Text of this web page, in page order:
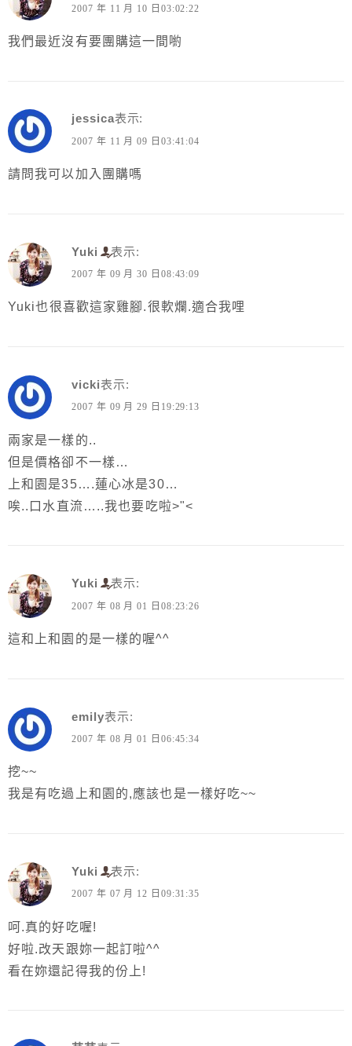
2007 年 11 月 10 日03:02:22
我們最近沒有要團購這一間喲
jessica表示:
2007 年 11 月 09 日03:41:04
請問我可以加入團購嗎
Yuki 表示:
2007 年 09 月 30 日08:43:09
Yuki也很喜歡這家雞腳.很軟爛.適合我哩
vicki表示:
2007 年 09 月 29 日19:29:13
兩家是一樣的..
但是價格卻不一樣…
上和園是35….蓮心冰是30…
唉..口水直流…..我也要吃啦>"<
Yuki 表示:
2007 年 08 月 01 日08:23:26
這和上和園的是一樣的喔^^
emily表示:
2007 年 08 月 01 日06:45:34
挖~~
我是有吃過上和園的,應該也是一樣好吃~~
Yuki 表示:
2007 年 07 月 12 日09:31:35
呵.真的好吃喔!
好啦.改天跟妳一起訂啦^^
看在妳還記得我的份上!